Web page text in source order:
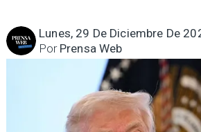
Lunes, 29 De Diciembre De
Prensa Web
Por